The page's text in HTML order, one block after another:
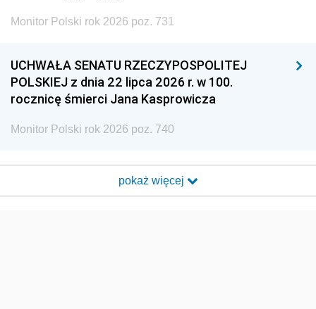
Monitor Polski rok 2026 poz. 731
UCHWAŁA SENATU RZECZYPOSPOLITEJ
POLSKIEJ z dnia 22 lipca 2026 r. w 100.
rocznicę śmierci Jana Kasprowicza
Monitor Polski rok 2026 poz. 740
pokaż więcej